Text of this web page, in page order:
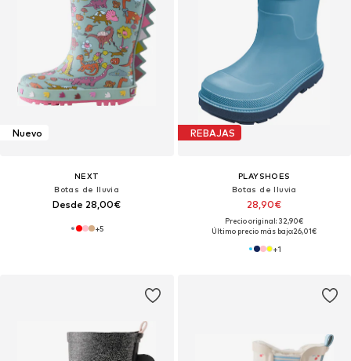
Nuevo
NEXT
Botas de lluvia
Desde 28,00€
+5
REBAJAS
PLAYSHOES
Botas de lluvia
28,90€
Precio original: 32,90€
Último precio más bajo:26,01€
+1